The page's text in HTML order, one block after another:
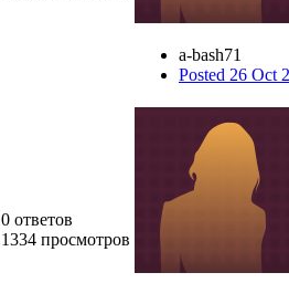
a-bash71
Posted 26 Oct
0 ответов
1334 просмотров